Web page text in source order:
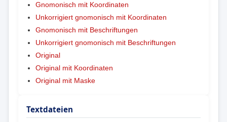
Gnomonisch mit Koordinaten
Unkorrigiert gnomonisch mit Koordinaten
Gnomonisch mit Beschriftungen
Unkorrigiert gnomonisch mit Beschriftungen
Original
Original mit Koordinaten
Original mit Maske
Textdateien